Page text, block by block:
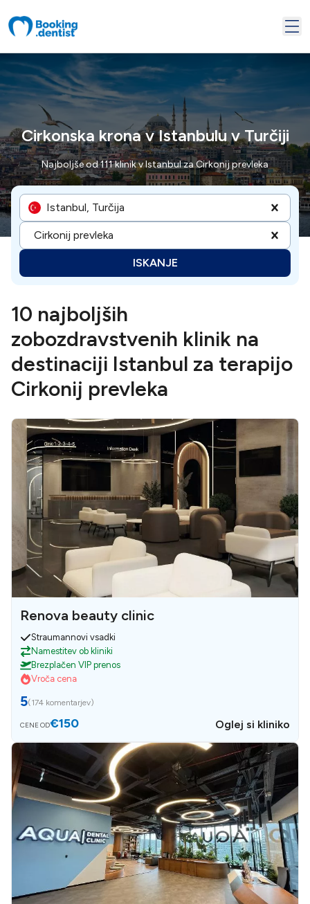
Cirkonska krona v Istanbulu v Turčiji
Najboljše od 111 klinik v Istanbul za Cirkonij prevleka
Istanbul, Turčija
Cirkonij prevleka
ISKANJE
10 najboljših
zobozdravstvenih klinik na
destinaciji Istanbul za terapijo
Cirkonij prevleka
Renova beauty clinic
Straumannovi vsadki
Namestitev ob kliniki
Brezplačen VIP prenos
Vroča cena
5(174 komentarjev)
CENE OD€150 Oglej si kliniko